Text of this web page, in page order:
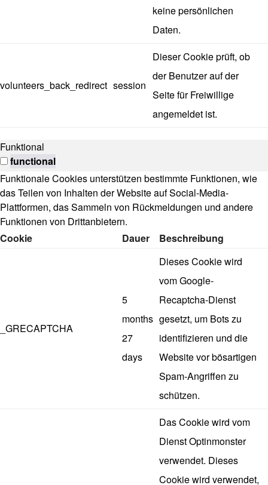
keine persönlichen
Daten.
volunteers_back_redirect session
Dieser Cookie prüft, ob
der Benutzer auf der
Seite für Freiwillige
angemeldet ist.
Funktional
functional
Funktionale Cookies unterstützen bestimmte Funktionen, wie
das Teilen von Inhalten der Website auf Social-Media-
Plattformen, das Sammeln von Rückmeldungen und andere
Funktionen von Drittanbietern.
Cookie
Dauer Beschreibung
_GRECAPTCHA
5
months
27
days
Dieses Cookie wird
vom Google-
Recaptcha-Dienst
gesetzt, um Bots zu
identifizieren und die
Website vor bösartigen
Spam-Angriffen zu
schützen.
Das Cookie wird vom
Dienst Optinmonster
verwendet. Dieses
Cookie wird verwendet,